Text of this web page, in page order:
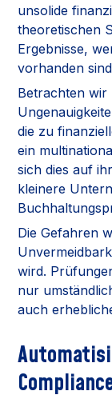
unsolide
theoretischen
Ergebnisse,
vorhanden
Betrachten wir
die zu
ein
sich dies auf
kleinere
Die Gefahren
wird.
nur
auch